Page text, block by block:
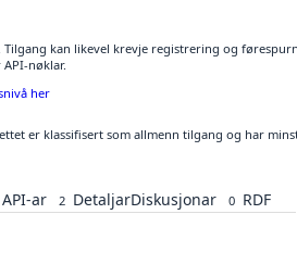
kan likevel krevje registrering og
nøklar.
her
er klassifisert som allmenn tilgang og har
ar 2 DetaljarDiskusjonar 0 RDF